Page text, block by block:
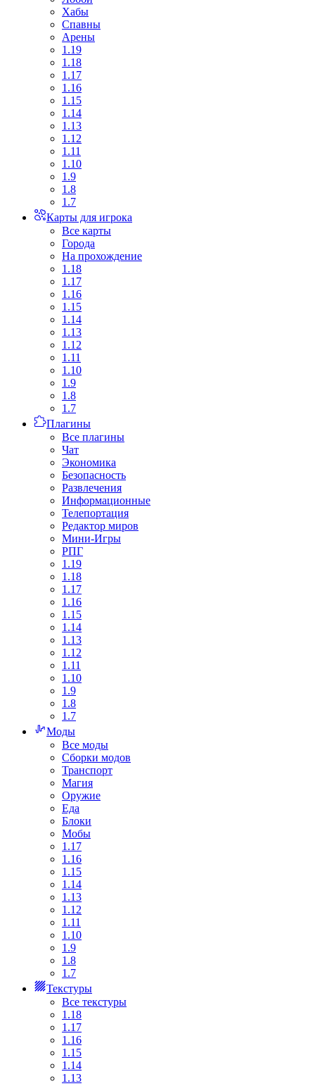
Хабы
Спавны
Арены
1.19
1.18
1.17
1.16
1.15
1.14
1.13
1.12
1.11
1.10
1.9
1.8
1.7
Карты для игрока
Все карты
Города
На прохождение
1.18
1.17
1.16
1.15
1.14
1.13
1.12
1.11
1.10
1.9
1.8
1.7
Плагины
Все плагины
Чат
Экономика
Безопасность
Развлечения
Информационные
Телепортация
Редактор миров
Мини-Игры
РПГ
1.19
1.18
1.17
1.16
1.15
1.14
1.13
1.12
1.11
1.10
1.9
1.8
1.7
Моды
Все моды
Сборки модов
Транспорт
Магия
Оружие
Еда
Блоки
Мобы
1.17
1.16
1.15
1.14
1.13
1.12
1.11
1.10
1.9
1.8
1.7
Текстуры
Все текстуры
1.18
1.17
1.16
1.15
1.14
1.13